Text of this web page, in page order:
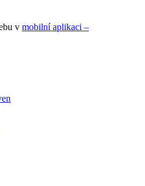
v mobilní aplikaci –